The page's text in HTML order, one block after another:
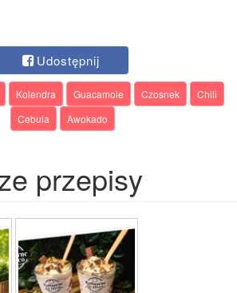
Udostępnij
Kolendra Guacamole Czosnek
Chili
Cebula
Awokado
przepisy